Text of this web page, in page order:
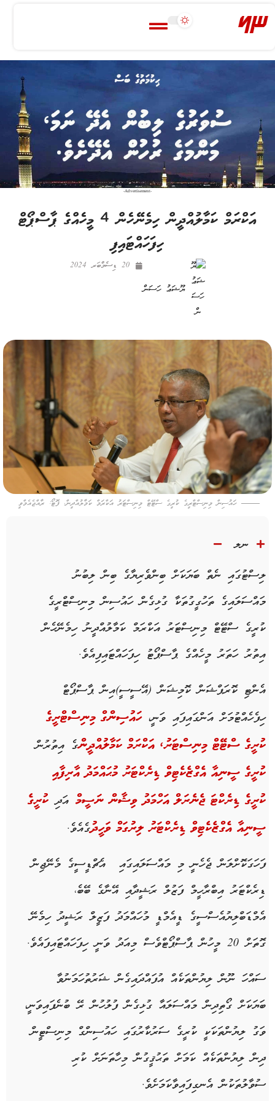
-Advertisement-
އަކްރަމް ކަމާލުއްދީން ހިމެނޭހެން 4 މީހެއްގެ ޕާސްޕޯޓް
ހިފަހައްޓައިފި
ޔޫޝަޢު ހަސަން
20 ޑިސެމްބަރ 2024
ހައުސިން މިނިސްޓްރީގެ ކުރީގެ ސްޓޭޓް މިނިސްޓަރު އަކްރަމް ކަމާލުއްދީން. ފޮޓޯ: ރާއްޖެއެމްވީ
ނލ
ލިސްޓުގައި ނެތް ބަޔަކަށް ބިންވެރިޔާގެ ބިން ލިބުނު
މައްސަލައިގެ ތަހުގީގުތަކާ ގުޅިގެން ހައުސިން މިނިސްޓްރީގެ
ކުރީގެ ސްޓޭޓް މިނިސްޓަރު އަކްރަމް ކަމާލުއްދީނު ހިމެނޭހެން
އިތުރު ހަތަރު މީހެއްގެ ޕާސްޕޯޓު ހިފަހައްޓައިފިއެވެ.
އެންޓި ކޮރަޕްޝަން ކޮމިޝަން (އޭސީސީ)އިން ޕާސްޕޯޓް
ހިފެހެއްޓުމަށް އަންގައިފައި ވަނީ،ހައުސިންގް މިނިސްޓްރީގެ
ކުރީގެ ސްޓޭޓް މިނިސްޓަރު، އަކްރަމް ކަމާލުއްދީންގެ އިތުރުން
ކުރީގެ ސީނިއާ އެގްޒެކެޓިވް ޑިރެކްޓަރު މުޙައްމަދު އާރިފާއި
ކުރީގެ ޑިރެކްޓަ ޖެނެރަލް އަހްމަދު ވިޝާން ނަސީމް އަދި ކުރީގެ
ސީނިއާ އެގްޒެކެޓިވް ޑިރެކްޓަރު ލިރުގަމް ވަހީދުގެއެވެ.
ފަހަގަކޮށްލަން ޖެހެނީ މި މައްސަލައިގައި އެޗްޑީސީގެ މެނޭޖިން
ޑިރެކްޓަރު އިބްރާހީމް ފަޒުލް ރަޝީދާއި އޭނާގެ ބޭބެ،
އެމްޑަބްލިޔުއެސްސީގެ ޑީއެމްޑީ މުހައްމަދު ފަޒީލް ރަޝީދު ހިމެނޭ
ގޮތަށް 20 މީހުން ޕާސްޕޯޓްވެސް މިއަދު ވަނީ ހިފަހައްޓައިފައެވެ.
ސައްހަ ނޫން ލިޔުންތަކެއް އުފައްދައިގެން ޝަރުތުހަމަނުވާ
ބަޔަކަށް ގޯތިދިން މައްސަލައާ ގުޅިގެން ފުލުހުން ރޭ ބުނެފައިވަނީ،
ވަގު ލިޔުންތަކަކީ ކުރީގެ ސަރުކާރުގައި ހައުސިންގް މިނިސްޓީން
ދިން ލިޔުންތަކެއް ކަމަށް ތަޙުޤީގުން މިހާތަނަށް ކުރި
ސުވާލުތަކުން އެނގިފައިވާކަމަށެވެ.